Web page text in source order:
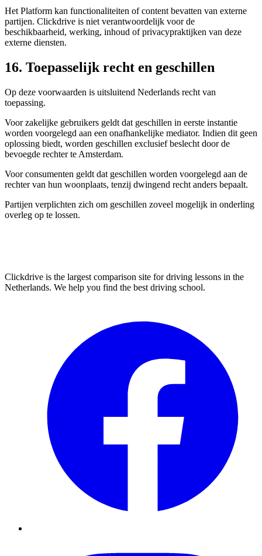
Het Platform kan functionaliteiten of content bevatten van externe
partijen. Clickdrive is niet verantwoordelijk voor de
beschikbaarheid, werking, inhoud of privacypraktijken van deze
externe diensten.
16. Toepasselijk recht en geschillen
Op deze voorwaarden is uitsluitend Nederlands recht van
toepassing.
Voor zakelijke gebruikers geldt dat geschillen in eerste instantie
worden voorgelegd aan een onafhankelijke mediator. Indien dit geen
oplossing biedt, worden geschillen exclusief beslecht door de
bevoegde rechter te Amsterdam.
Voor consumenten geldt dat geschillen worden voorgelegd aan de
rechter van hun woonplaats, tenzij dwingend recht anders bepaalt.
Partijen verplichten zich om geschillen zoveel mogelijk in onderling
overleg op te lossen.
Clickdrive is the largest comparison site for driving lessons in the
Netherlands. We help you find the best driving school.